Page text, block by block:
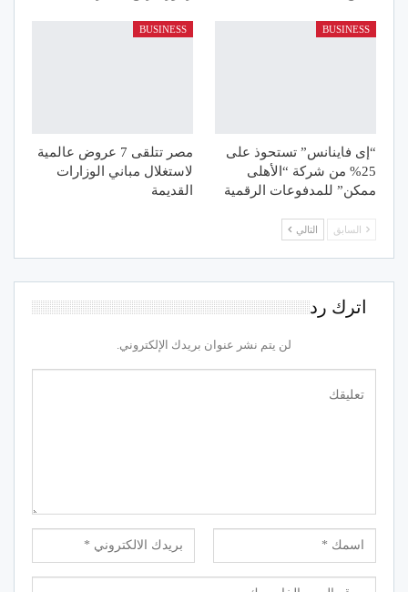
BUSINESS
“إى فاينانس” تستحوذ على
25% من شركة “الأهلى
ممكن” للمدفوعات الرقمية
BUSINESS
مصر تتلقى 7 عروض عالمية
لاستغلال مباني الوزارات
القديمة
السابق التالي
اترك رد
لن يتم نشر عنوان بريدك الإلكتروني.